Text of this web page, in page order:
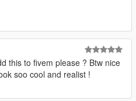
this to fivem please ? Btw nice
soo cool and realist !